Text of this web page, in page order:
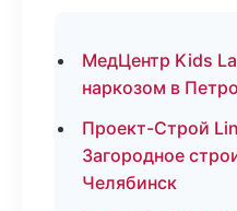
МедЦентр Kids
наркозом в
Проект-Строй
Загородное
Челябинск